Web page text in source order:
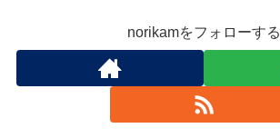
norikamをフォローする